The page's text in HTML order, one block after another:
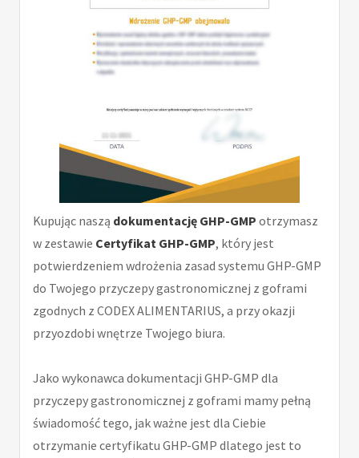
Kupując naszą dokumentację GHP-GMP otrzymasz
w zestawie Certyfikat GHP-GMP, który jest
potwierdzeniem wdrożenia zasad systemu GHP-GMP
do Twojego przyczepy gastronomicznej z goframi
zgodnych z CODEX ALIMENTARIUS, a przy okazji
przyozdobi wnętrze Twojego biura.
Jako wykonawca dokumentacji GHP-GMP dla
przyczepy gastronomicznej z goframi mamy pełną
świadomość tego, jak ważne jest dla Ciebie
otrzymanie certyfikatu GHP-GMP dlatego jest to